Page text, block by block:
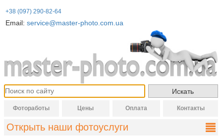
+38 (097) 290-82-64
Email: service@master-photo.com.ua
Фотоработы Цены Оплата Контакты
Открыть наши фотоуслуги